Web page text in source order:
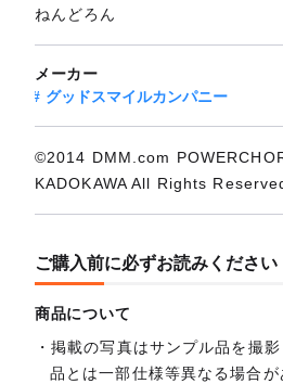
ねんどろん
メーカー
グッドスマイルカンパニー
©2014 DMM.com
KADOKAWA All Rights
ご購入前に必ずお読みください
商品について
掲載の写真はサンプル品を撮
品とは一部仕様等異なる場合が